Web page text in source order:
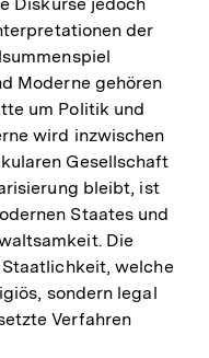
der
Moderne gehören
um Politik und
wird inzwischen
Gesellschaft
bleibt, ist
Staates und
Die
welche
sondern legal
Verfahren